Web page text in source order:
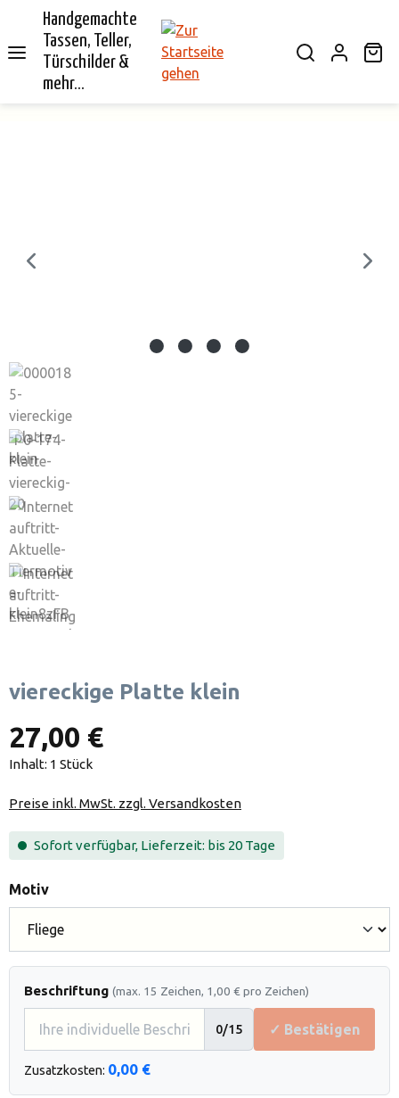
springen
Handgemachte
Tassen, Teller,
Türschilder &
mehr...
viereckige Platte klein
27,00 €
Inhalt: 1 Stück
Preise inkl. MwSt. zzgl. Versandkosten
Sofort verfügbar, Lieferzeit: bis 20 Tage
Motivauswählen
Beschriftung (max. 15 Zeichen, 1,00 € pro Zeichen)
0/15 ✓ Bestätigen
Zusatzkosten: 0,00 €